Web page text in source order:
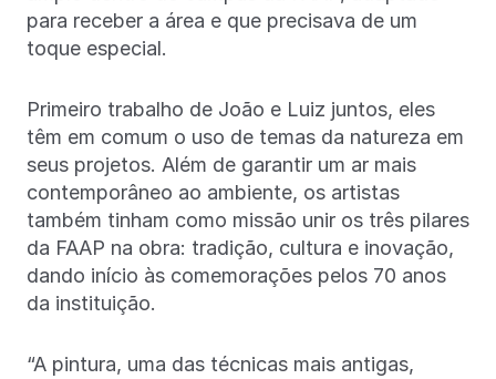
para receber a área e que precisava de um
toque especial.
Primeiro trabalho de João e Luiz juntos, eles
têm em comum o uso de temas da natureza em
seus projetos. Além de garantir um ar mais
contemporâneo ao ambiente, os artistas
também tinham como missão unir os três pilares
da FAAP na obra: tradição, cultura e inovação,
dando início às comemorações pelos 70 anos
da instituição.
“A pintura, uma das técnicas mais antigas,